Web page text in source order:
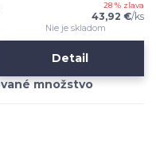
28 % zľava
43,92 €/ks
Nie je skladom
Detail